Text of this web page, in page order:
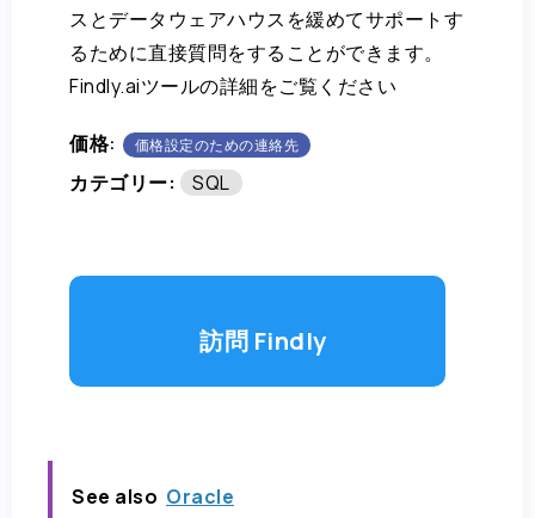
スとデータウェアハウスを緩めてサポートす
るために直接質問をすることができます。
Findly.aiツールの詳細をご覧ください
価格: 価格設定のための連絡先
カテゴリー: SQL
訪問 Findly
See also Oracle